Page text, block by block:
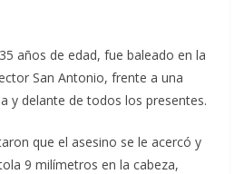
años de edad, fue baleado en la
San Antonio, frente a una
y delante de todos los presentes.
que el asesino se le acercó y
9 milímetros en la cabeza,